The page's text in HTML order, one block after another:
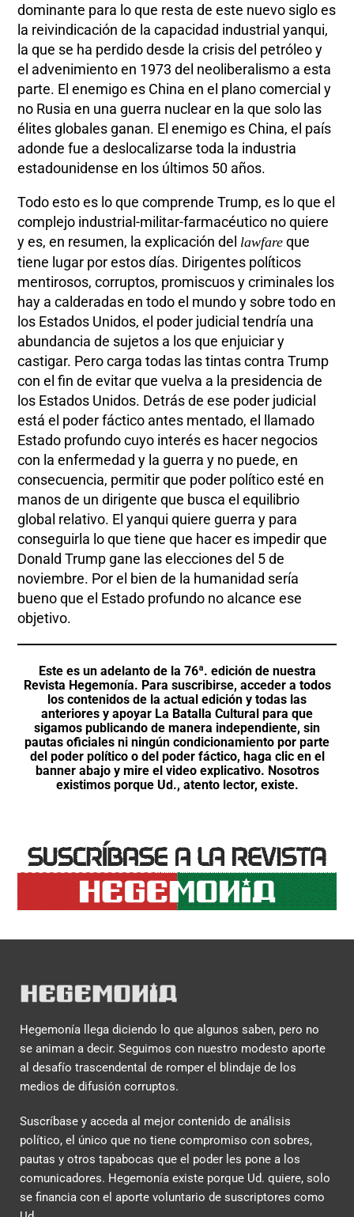
dominante para lo que resta de este nuevo siglo es
la reivindicación de la capacidad industrial yanqui,
la que se ha perdido desde la crisis del petróleo y
el advenimiento en 1973 del neoliberalismo a esta
parte. El enemigo es China en el plano comercial y
no Rusia en una guerra nuclear en la que solo las
élites globales ganan. El enemigo es China, el país
adonde fue a deslocalizarse toda la industria
estadounidense en los últimos 50 años.
Todo esto es lo que comprende Trump, es lo que el
complejo industrial-militar-farmacéutico no quiere
y es, en resumen, la explicación del lawfare que
tiene lugar por estos días. Dirigentes políticos
mentirosos, corruptos, promiscuos y criminales los
hay a calderadas en todo el mundo y sobre todo en
los Estados Unidos, el poder judicial tendría una
abundancia de sujetos a los que enjuiciar y
castigar. Pero carga todas las tintas contra Trump
con el fin de evitar que vuelva a la presidencia de
los Estados Unidos. Detrás de ese poder judicial
está el poder fáctico antes mentado, el llamado
Estado profundo cuyo interés es hacer negocios
con la enfermedad y la guerra y no puede, en
consecuencia, permitir que poder político esté en
manos de un dirigente que busca el equilibrio
global relativo. El yanqui quiere guerra y para
conseguirla lo que tiene que hacer es impedir que
Donald Trump gane las elecciones del 5 de
noviembre. Por el bien de la humanidad sería
bueno que el Estado profundo no alcance ese
objetivo.
Este es un adelanto de la 76ª. edición de nuestra
Revista Hegemonía. Para suscribirse, acceder a todos
los contenidos de la actual edición y todas las
anteriores y apoyar La Batalla Cultural para que
sigamos publicando de manera independiente, sin
pautas oficiales ni ningún condicionamiento por parte
del poder político o del poder fáctico, haga clic en el
banner abajo y mire el video explicativo. Nosotros
existimos porque Ud., atento lector, existe.
Hegemonía llega diciendo lo que algunos saben, pero no
se animan a decir. Seguimos con nuestro modesto aporte
al desafío trascendental de romper el blindaje de los
medios de difusión corruptos.
Suscríbase y acceda al mejor contenido de análisis
político, el único que no tiene compromiso con sobres,
pautas y otros tapabocas que el poder les pone a los
comunicadores. Hegemonía existe porque Ud. quiere, solo
se financia con el aporte voluntario de suscriptores como